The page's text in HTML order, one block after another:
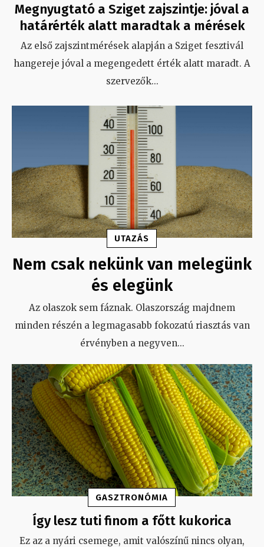
Megnyugtató a Sziget zajszintje: jóval a
határérték alatt maradtak a mérések
Az első zajszintmérések alapján a Sziget fesztivál
hangereje jóval a megengedett érték alatt maradt. A
szervezők...
UTAZÁS
Nem csak nekünk van melegünk
és elegünk
Az olaszok sem fáznak. Olaszország majdnem
minden részén a legmagasabb fokozatú riasztás van
érvényben a negyven...
GASZTRONÓMIA
Így lesz tuti finom a főtt kukorica
Ez az a nyári csemege, amit valószínű nincs olyan,